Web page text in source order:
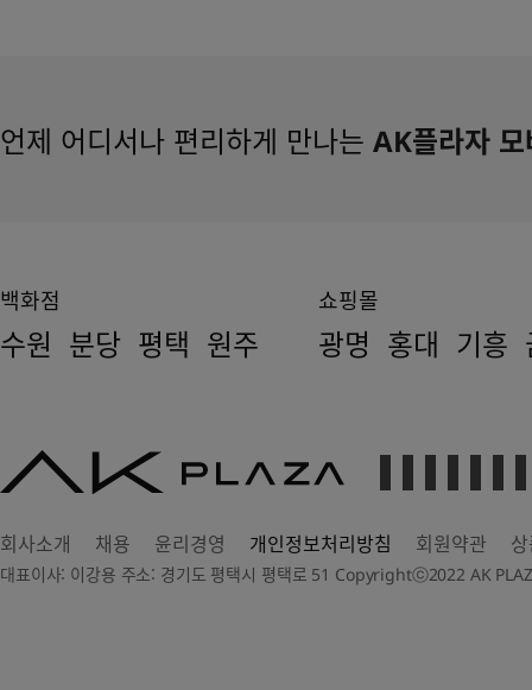
언제 어디서나 편리하게 만나는 AK플라자
백화점
수원 분당 평택 원주
쇼핑몰
광명 홍대 기흥
PLAZA
회사소개
채용 윤리경영 개인정보처리방침 회원약관
대표이사: 이강용 주소: 경기도 평택시 평택로 51 Copyrightⓒ2022 AK